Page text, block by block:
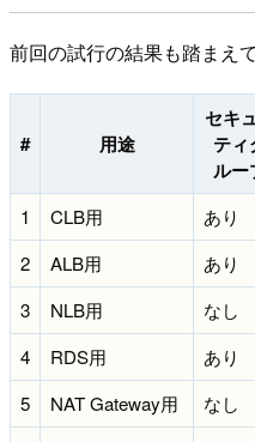
前回の試行の結果も踏まえ
# 用途
セキ
ティ
ルー
1 CLB用 あり
2
ALB用 あり
3
NLB用 なし
4
RDS用 あり
5
NAT Gateway用 なし